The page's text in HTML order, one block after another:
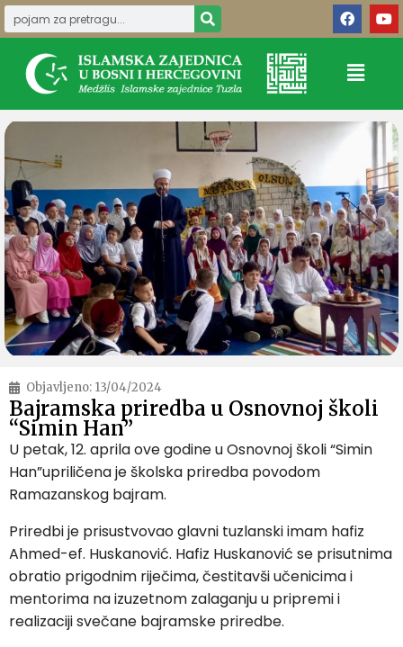
Objavljeno: 13/04/2024
Bajramska priredba u Osnovnoj školi
“Simin Han”
U petak, 12. aprila ove godine u Osnovnoj školi “Simin
Han”upriličena je školska priredba povodom
Ramazanskog bajram.
Priredbi je prisustvovao glavni tuzlanski imam hafiz
Ahmed-ef. Huskanović. Hafiz Huskanović se prisutnima
obratio prigodnim riječima, čestitavši učenicima i
mentorima na izuzetnom zalaganju u pripremi i
realizaciji svečane bajramske priredbe.